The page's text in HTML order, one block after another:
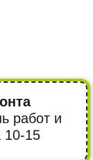
работ и
10-15